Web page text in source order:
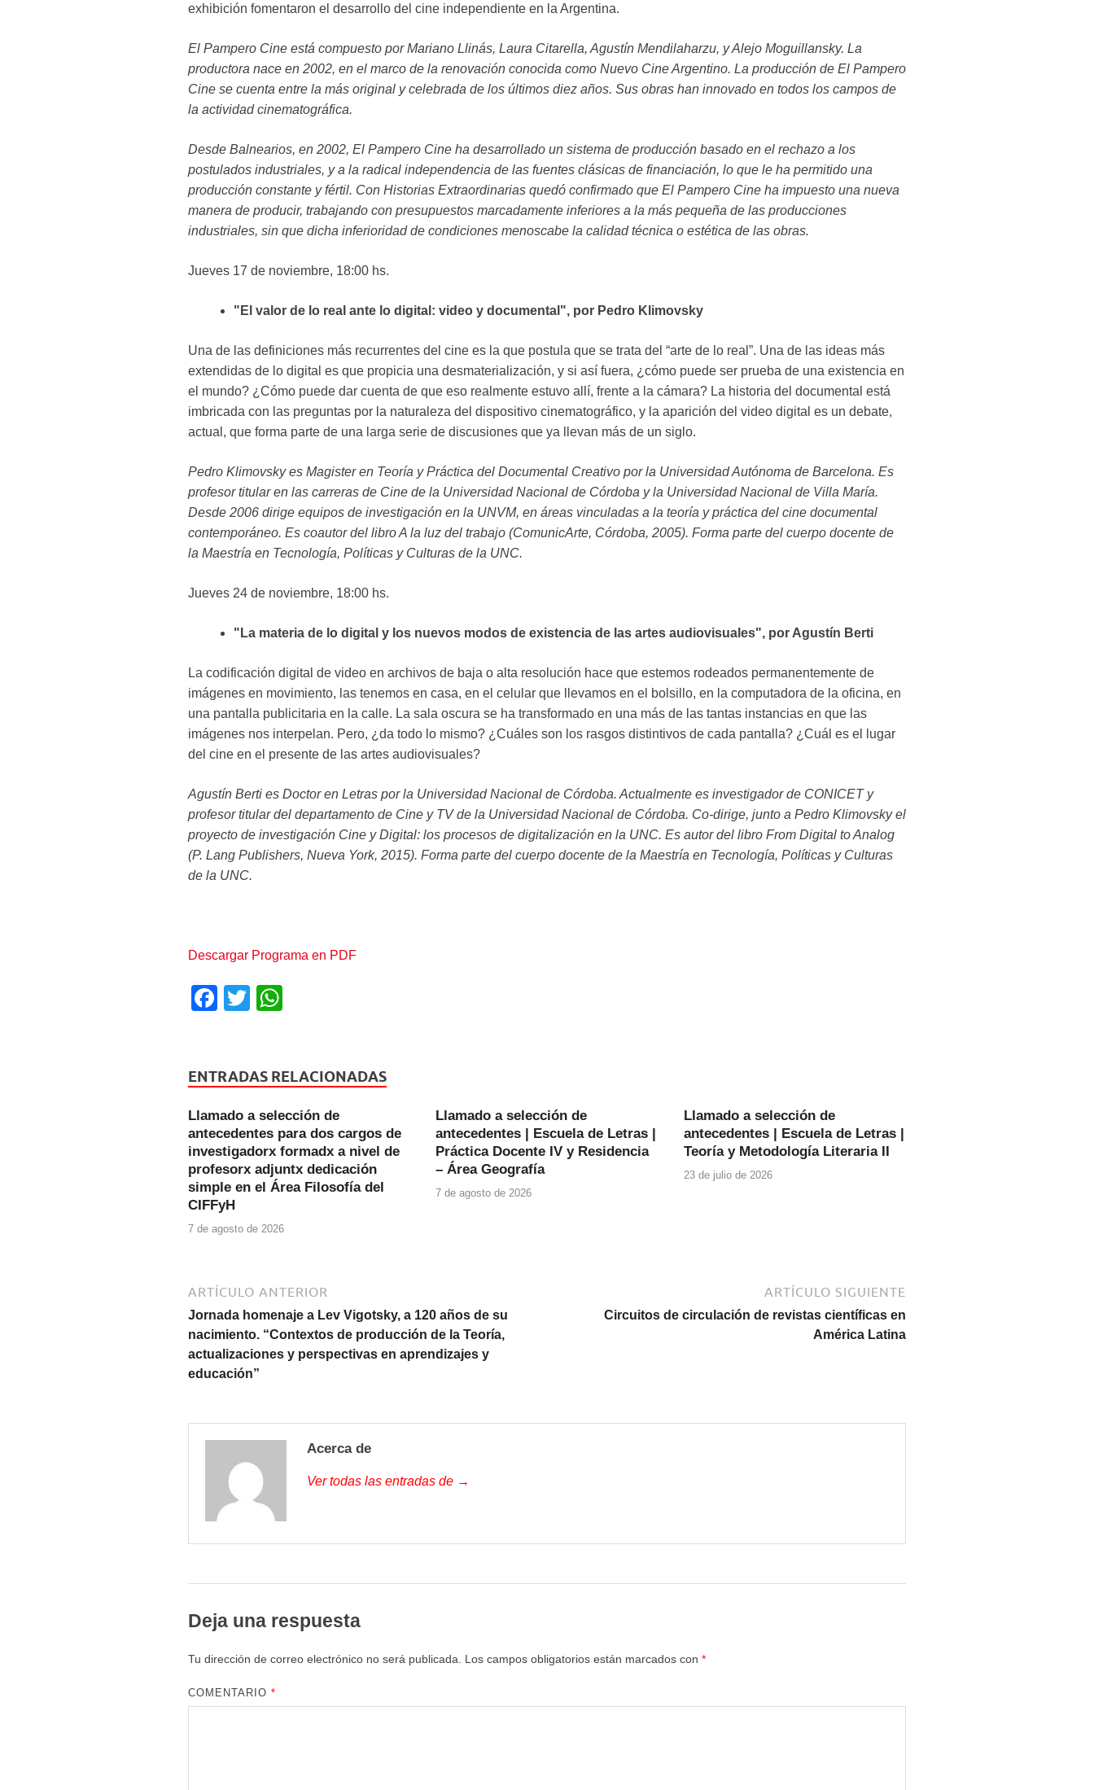
exhibición fomentaron el desarrollo del cine independiente en la Argentina.
El Pampero Cine está compuesto por Mariano Llinás, Laura Citarella, Agustín Mendilaharzu, y Alejo Moguillansky. La
productora nace en 2002, en el marco de la renovación conocida como Nuevo Cine Argentino. La producción de El Pampero
Cine se cuenta entre la más original y celebrada de los últimos diez años. Sus obras han innovado en todos los campos de
la actividad cinematográfica.
Desde Balnearios, en 2002, El Pampero Cine ha desarrollado un sistema de producción basado en el rechazo a los
postulados industriales, y a la radical independencia de las fuentes clásicas de financiación, lo que le ha permitido una
producción constante y fértil. Con Historias Extraordinarias quedó confirmado que El Pampero Cine ha impuesto una nueva
manera de producir, trabajando con presupuestos marcadamente inferiores a la más pequeña de las producciones
industriales, sin que dicha inferioridad de condiciones menoscabe la calidad técnica o estética de las obras.
Jueves 17 de noviembre, 18:00 hs.
"El valor de lo real ante lo digital: video y documental", por Pedro Klimovsky
Una de las definiciones más recurrentes del cine es la que postula que se trata del “arte de lo real”. Una de las ideas más
extendidas de lo digital es que propicia una desmaterialización, y si así fuera, ¿cómo puede ser prueba de una existencia en
el mundo? ¿Cómo puede dar cuenta de que eso realmente estuvo allí, frente a la cámara? La historia del documental está
imbricada con las preguntas por la naturaleza del dispositivo cinematográfico, y la aparición del video digital es un debate,
actual, que forma parte de una larga serie de discusiones que ya llevan más de un siglo.
Pedro Klimovsky es Magister en Teoría y Práctica del Documental Creativo por la Universidad Autónoma de Barcelona. Es
profesor titular en las carreras de Cine de la Universidad Nacional de Córdoba y la Universidad Nacional de Villa María.
Desde 2006 dirige equipos de investigación en la UNVM, en áreas vinculadas a la teoría y práctica del cine documental
contemporáneo. Es coautor del libro A la luz del trabajo (ComunicArte, Córdoba, 2005). Forma parte del cuerpo docente de
la Maestría en Tecnología, Políticas y Culturas de la UNC.
Jueves 24 de noviembre, 18:00 hs.
"La materia de lo digital y los nuevos modos de existencia de las artes audiovisuales", por Agustín Berti
La codificación digital de video en archivos de baja o alta resolución hace que estemos rodeados permanentemente de
imágenes en movimiento, las tenemos en casa, en el celular que llevamos en el bolsillo, en la computadora de la oficina, en
una pantalla publicitaria en la calle. La sala oscura se ha transformado en una más de las tantas instancias en que las
imágenes nos interpelan. Pero, ¿da todo lo mismo? ¿Cuáles son los rasgos distintivos de cada pantalla? ¿Cuál es el lugar
del cine en el presente de las artes audiovisuales?
Agustín Berti es Doctor en Letras por la Universidad Nacional de Córdoba. Actualmente es investigador de CONICET y
profesor titular del departamento de Cine y TV de la Universidad Nacional de Córdoba. Co-dirige, junto a Pedro Klimovsky el
proyecto de investigación Cine y Digital: los procesos de digitalización en la UNC. Es autor del libro From Digital to Analog
(P. Lang Publishers, Nueva York, 2015). Forma parte del cuerpo docente de la Maestría en Tecnología, Políticas y Culturas
de la UNC.
Descargar Programa en PDF
F
e
o
o
k
T
er s
p
p
ENTRADAS RELACIONADAS
Llamado a selección de
antecedentes para dos cargos de
investigadorx formadx a nivel de
profesorx adjuntx dedicación
simple en el Área Filosofía del
CIFFyH
7 de agosto de 2026
Llamado a selección de
antecedentes | Escuela de Letras |
Práctica Docente IV y Residencia
– Área Geografía
7 de agosto de 2026
Llamado a selección de
antecedentes | Escuela de Letras |
Teoría y Metodología Literaria II
23 de julio de 2026
ARTÍCULO ANTERIOR
Jornada homenaje a Lev Vigotsky, a 120 años de su
nacimiento. “Contextos de producción de la Teoría,
actualizaciones y perspectivas en aprendizajes y
educación”
ARTÍCULO SIGUIENTE
Circuitos de circulación de revistas científicas en
América Latina
Acerca de
Ver todas las entradas de →
Deja una respuesta
Tu dirección de correo electrónico no será publicada. Los campos obligatorios están marcados con *
COMENTARIO*